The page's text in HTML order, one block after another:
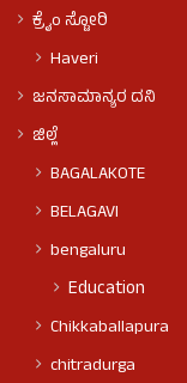
ಕ್ರೈಂ ಸ್ಟೋರಿ
Haveri
ಜನಸಾಮಾನ್ಯರ ದನಿ
ಜಿಲ್ಲೆ
BAGALAKOTE
BELAGAVI
bengaluru
Education
Chikkaballapura
chitradurga